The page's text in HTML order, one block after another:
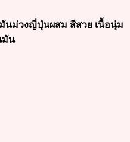
นม่วงญี่ปุ่นผสม สีสวย เนื้อนุ่ม
มัน